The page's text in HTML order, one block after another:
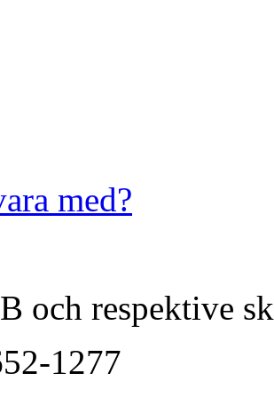
med?
och respektive
1277